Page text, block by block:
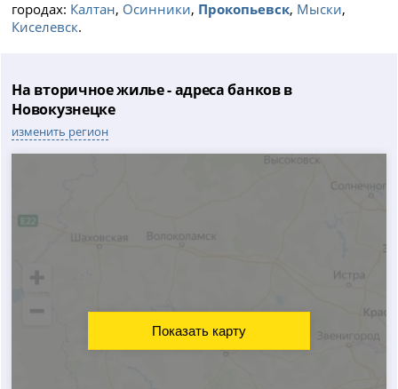
городах: Калтан, Осинники, Прокопьевск, Мыски,
Киселевск.
На вторичное жилье - адреса банков в
Новокузнецке
изменить регион
Показать карту